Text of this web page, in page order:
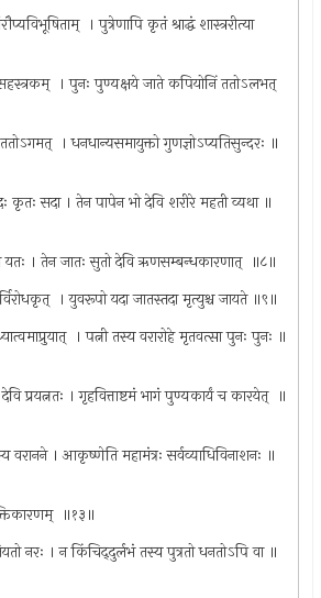
। पुत्रेणापि कृतं श्राद्धं शास्त्ररीत्या
। पुनः पुण्यक्षये जाते कपियोनिं ततोऽलभत्
। धनधान्यसमायुक्तो गुणज्ञोऽप्यतिसुन्दरः ॥
कृतः सदा । तेन पापेन भो देवि शरीरे महती व्यथा ॥
यतः । तेन जातः सुतो देवि ऋणसम्बन्धकारणात् ‌ ॥८॥
। युवरूपो यदा जातस्तदा मृत्युश्च जायते ॥९॥
। पत्नी तस्य वरारोहे मृतवत्सा पुनः पुनः ॥
प्रयत्नतः । गृहवित्ताष्टमं भागं पुण्यकार्यं च कारयेत् ‌ ॥
वरानने । आकृष्णेति महामंत्रः सर्वव्याधिविनाशनः ॥
॥१३॥
नरः । न किंचिद्‌दुर्लभं तस्य पुत्रतो धनतोऽपि वा ॥